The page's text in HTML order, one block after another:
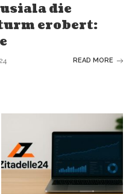
die
erobert:
READ MORE